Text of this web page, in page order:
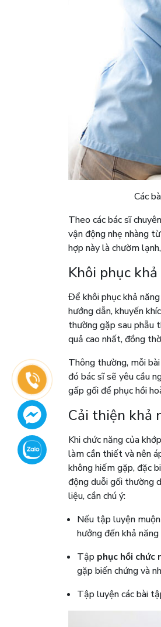
Các
Theo các bác sĩ
vận động nhẹ nhàng
hợp này là chườm
Khôi phục
Để khôi phục khả
hướng dẫn, khuyến
thường gặp sau phẫu
quả cao nhất, đồng
Thông thường, mỗi
đó bác sĩ sẽ yêu cầu
gấp gối để phục hồi
Cải thiện khả
Khi chức năng của
làm cần thiết và nên
không hiếm gặp, đặc
động duỗi gối thường
liệu, cần chú ý:
Nếu tập luyện
hưởng đến khả
Tập phục hồi chức
gặp biến chứng và
Tập luyện các bài